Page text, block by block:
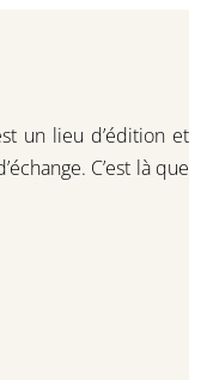
un lieu d’édition et
’échange. C’est là que